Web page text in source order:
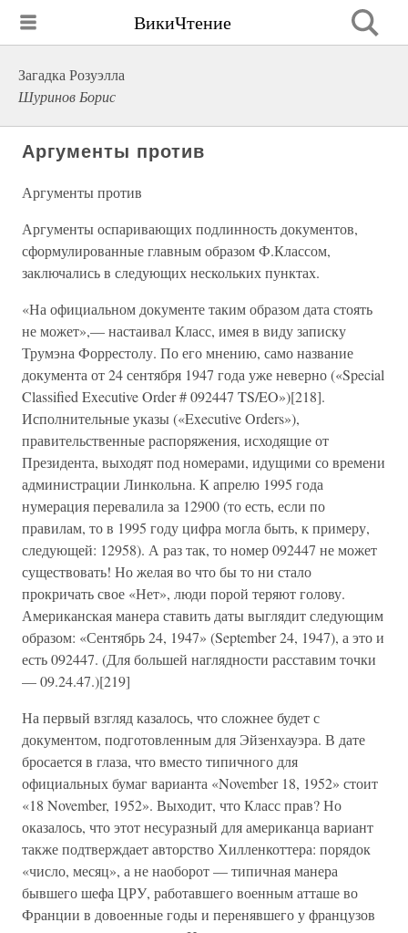
ВикиЧтение
Загадка Розуэлла
Шуринов Борис
Аргументы против
Аргументы против
Аргументы оспаривающих подлинность документов,
сформулированные главным образом Ф.Классом,
заключались в следующих нескольких пунктах.
«На официальном документе таким образом дата стоять
не может»,— настаивал Класс, имея в виду записку
Трумэна Форрестолу. По его мнению, само название
документа от 24 сентября 1947 года уже неверно («Special
Classified Executive Order # 092447 TS/EO»)[218].
Исполнительные указы («Executive Orders»),
правительственные распоряжения, исходящие от
Президента, выходят под номерами, идущими со времени
администрации Линкольна. К апрелю 1995 года
нумерация перевалила за 12900 (то есть, если по
правилам, то в 1995 году цифра могла быть, к примеру,
следующей: 12958). А раз так, то номер 092447 не может
существовать! Но желая во что бы то ни стало
прокричать свое «Нет», люди порой теряют голову.
Американская манера ставить даты выглядит следующим
образом: «Сентябрь 24, 1947» (September 24, 1947), а это и
есть 092447. (Для большей наглядности расставим точки
— 09.24.47.)[219]
На первый взгляд казалось, что сложнее будет с
документом, подготовленным для Эйзенхауэра. В дате
бросается в глаза, что вместо типичного для
официальных бумаг варианта «November 18, 1952» стоит
«18 November, 1952». Выходит, что Класс прав? Но
оказалось, что этот несуразный для американца вариант
также подтверждает авторство Хилленкоттера: порядок
«число, месяц», а не наоборот — типичная манера
бывшего шефа ЦРУ, работавшего военным атташе во
Франции в довоенные годы и перенявшего у французов